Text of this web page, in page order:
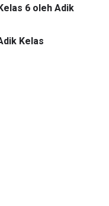
6 oleh Adik
Kelas